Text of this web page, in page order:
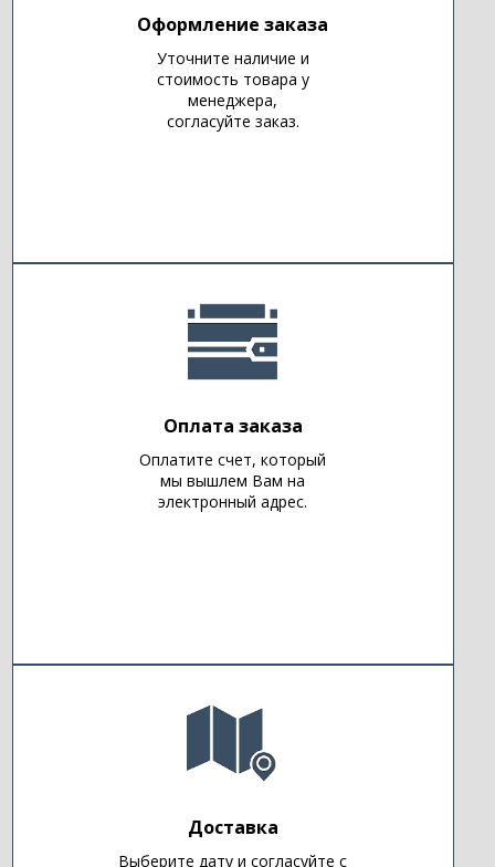
Оформление заказа
Уточните наличие и
стоимость товара у
менеджера,
согласуйте заказ.
Оплата заказа
Оплатите счет, который
мы вышлем Вам на
электронный адрес.
Доставка
Выберите дату и согласуйте с